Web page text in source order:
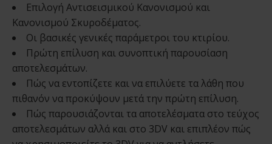
Επιλογή Αντισεισμικού Κανονισμού και
Κανονισμού Σκυροδέματος.
Οι βασικές γενικές παράμετροι του κτιρίου.
Πρώτη επίλυση και συνοπτική παρουσίαση
αποτελεσμάτων.
Πώς να εντοπίζετε και να επιλύετε τα λάθη που
πιθανόν να προκύψουν μετά την πρώτη επίλυση.
Πώς παρουσιάζονται τα αποτελέσματα στο τεύχος
αποτελεσμάτων αλλά και στο 3DV και επιπλέον πώς